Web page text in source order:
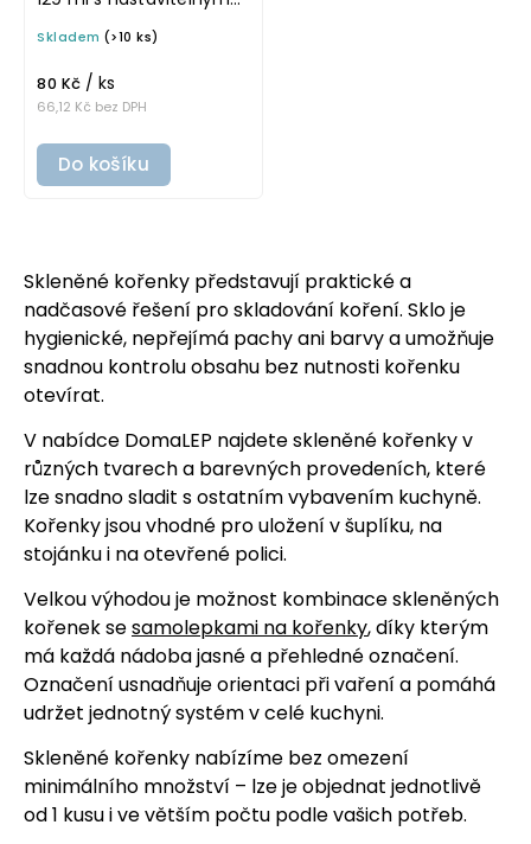
Skladem (>10 ks)
66,12 Kč bez DPH
80 Kč / ks
Do košíku
Skleněné kořenky představují praktické a
nadčasové řešení pro skladování koření. Sklo je
hygienické, nepřejímá pachy ani barvy a umožňuje
snadnou kontrolu obsahu bez nutnosti kořenku
otevírat.
V nabídce DomaLEP najdete skleněné kořenky v
různých tvarech a barevných provedeních, které
lze snadno sladit s ostatním vybavením kuchyně.
Kořenky jsou vhodné pro uložení v šuplíku, na
stojánku i na otevřené polici.
Velkou výhodou je možnost kombinace skleněných
kořenek sesamolepkami na kořenky, díky kterým
má každá nádoba jasné a přehledné označení.
Označení usnadňuje orientaci při vaření a pomáhá
udržet jednotný systém v celé kuchyni.
Skleněné kořenky nabízíme bez omezení
minimálního množství – lze je objednat jednotlivě
od 1 kusu i ve větším počtu podle vašich potřeb.